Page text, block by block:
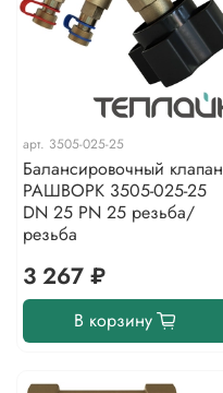
арт. 3505-025-25
Балансировочный клапан
РАШВОРК 3505-025-25
DN 25 PN 25 резьба/
резьба
3 267 ₽
В корзину